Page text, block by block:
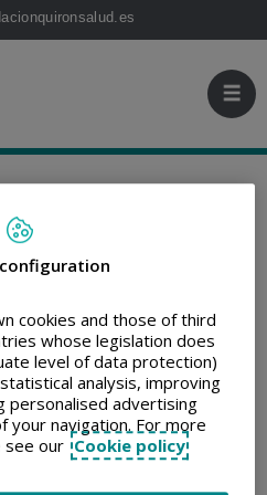
y
cookies and those of third
whose legislation does
level of data protection)
analysis, improving
personalised advertising
your navigation. For more
see our Cookie policy